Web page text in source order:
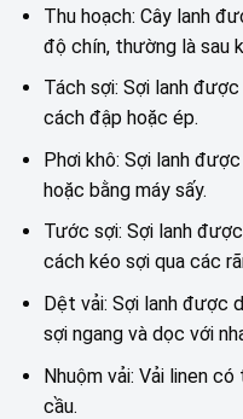
Thu hoạch: Cây lanh
độ chín, thường là sau
Tách sợi: Sợi lanh
cách đập hoặc ép.
Phơi khô: Sợi lanh
hoặc bằng máy sấy.
Tước sợi: Sợi lanh
cách kéo sợi qua các
Dệt vải: Sợi lanh được
sợi ngang và dọc với
Nhuộm vải: Vải linen
cầu.